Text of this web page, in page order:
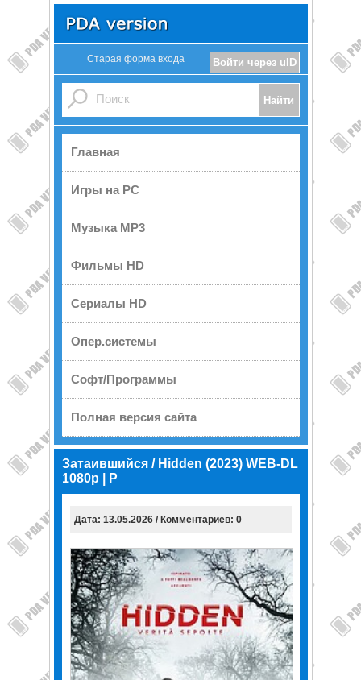
Войти через uID
Старая форма входа
Главная
Игры на PC
Музыка MP3
Фильмы HD
Сериалы HD
Опер.системы
Софт/Программы
Полная версия сайта
Затаившийся / Hidden (2023) WEB-DL
1080p | P
Дата: 13.05.2026 / Комментариев: 0